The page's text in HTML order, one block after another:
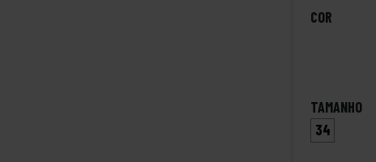
COR
TAMANHO
34